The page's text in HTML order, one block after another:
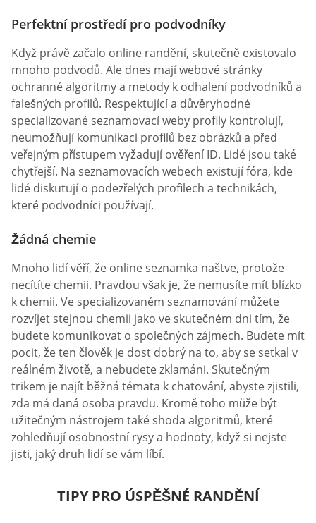
Perfektní prostředí pro podvodníky
Když právě začalo online randění, skutečně existovalo
mnoho podvodů. Ale dnes mají webové stránky
ochranné algoritmy a metody k odhalení podvodníků a
falešných profilů. Respektující a důvěryhodné
specializované seznamovací weby profily kontrolují,
neumožňují komunikaci profilů bez obrázků a před
veřejným přístupem vyžadují ověření ID. Lidé jsou také
chytřejší. Na seznamovacích webech existují fóra, kde
lidé diskutují o podezřelých profilech a technikách,
které podvodníci používají.
Žádná chemie
Mnoho lidí věří, že online seznamka naštve, protože
necítíte chemii. Pravdou však je, že nemusíte mít blízko
k chemii. Ve specializovaném seznamování můžete
rozvíjet stejnou chemii jako ve skutečném dni tím, že
budete komunikovat o společných zájmech. Budete mít
pocit, že ten člověk je dost dobrý na to, aby se setkal v
reálném životě, a nebudete zklamáni. Skutečným
trikem je najít běžná témata k chatování, abyste zjistili,
zda má daná osoba pravdu. Kromě toho může být
užitečným nástrojem také shoda algoritmů, které
zohledňují osobnostní rysy a hodnoty, když si nejste
jisti, jaký druh lidí se vám líbí.
TIPY PRO ÚSPĚŠNÉ RANDĚNÍ